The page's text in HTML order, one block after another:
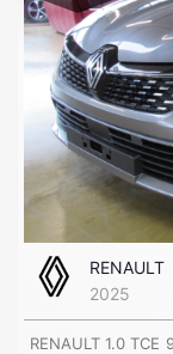
RENAULT
2025
RENAULT 1.0